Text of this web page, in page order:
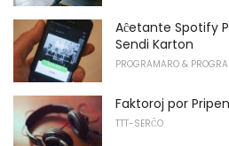
Aĉetante Spotify
Sendi Karton
PROGRAMARO &
Faktoroj por
TTT-SERĈO